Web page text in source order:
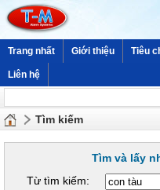
Trang nhất Giới thiệu Tiêu
Liên hệ
Tìm kiếm
Tìm và lấy
Từ tìm kiếm: